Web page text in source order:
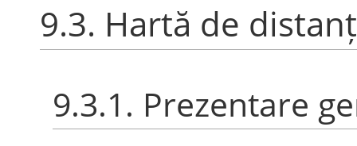
9.3. Hartă de
9.3.1. Prezentare